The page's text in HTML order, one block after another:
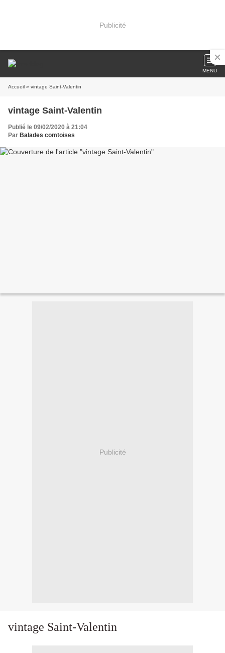
Publicité
MENU
Accueil » vintage Saint-Valentin
vintage Saint-Valentin
Publié le 09/02/2020 à 21:04
Par Balades comtoises
Publicité
vintage Saint-Valentin